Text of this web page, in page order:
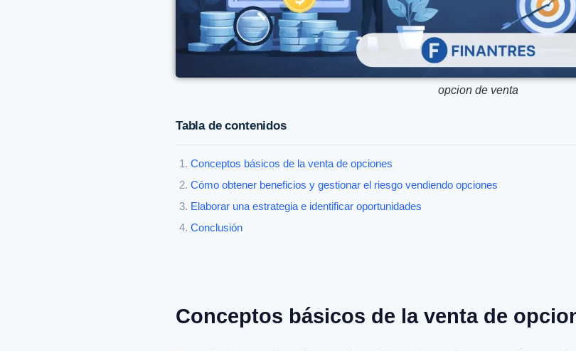
opcion de venta
Tabla de contenidos
Conceptos básicos de la venta de opciones
Cómo obtener beneficios y gestionar el riesgo vendiendo opciones
Elaborar una estrategia e identificar oportunidades
Conclusión
Conceptos básicos de la venta de